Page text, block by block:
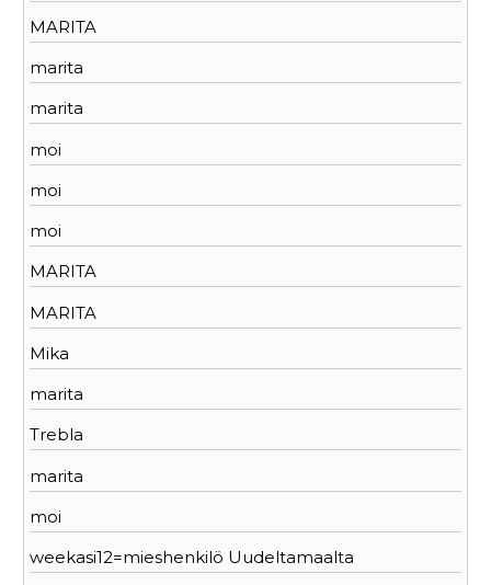
MARITA
marita
marita
moi
moi
moi
MARITA
MARITA
Mika
marita
Trebla
marita
moi
weekasi12=mieshenkilö Uudeltamaalta